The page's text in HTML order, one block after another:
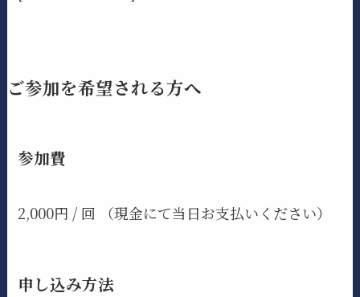
ご参加を希望される方へ
参加費
2,000円 / 回 （現金にて当日お支払いください）
申し込み方法